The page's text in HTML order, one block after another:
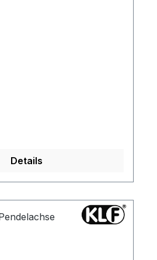
Details